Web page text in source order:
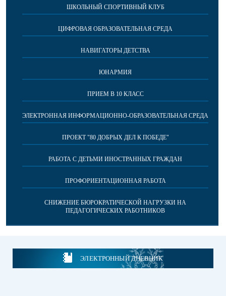
ШКОЛЬНЫЙ СПОРТИВНЫЙ КЛУБ
ЦИФРОВАЯ ОБРАЗОВАТЕЛЬНАЯ СРЕДА
НАВИГАТОРЫ ДЕТСТВА
ЮНАРМИЯ
ПРИЕМ В 10 КЛАСС
ЭЛЕКТРОННАЯ ИНФОРМАЦИОННО-ОБРАЗОВАТЕЛЬНАЯ СРЕДА
ПРОЕКТ "80 ДОБРЫХ ДЕЛ К ПОБЕДЕ"
РАБОТА С ДЕТЬМИ ИНОСТРАННЫХ ГРАЖДАН
ПРОФОРИЕНТАЦИОННАЯ РАБОТА
СНИЖЕНИЕ БЮРОКРАТИЧЕСКОЙ НАГРУЗКИ НА
ПЕДАГОГИЧЕСКИХ РАБОТНИКОВ
ЭЛЕКТРОННЫЙ ДНЕВНИК